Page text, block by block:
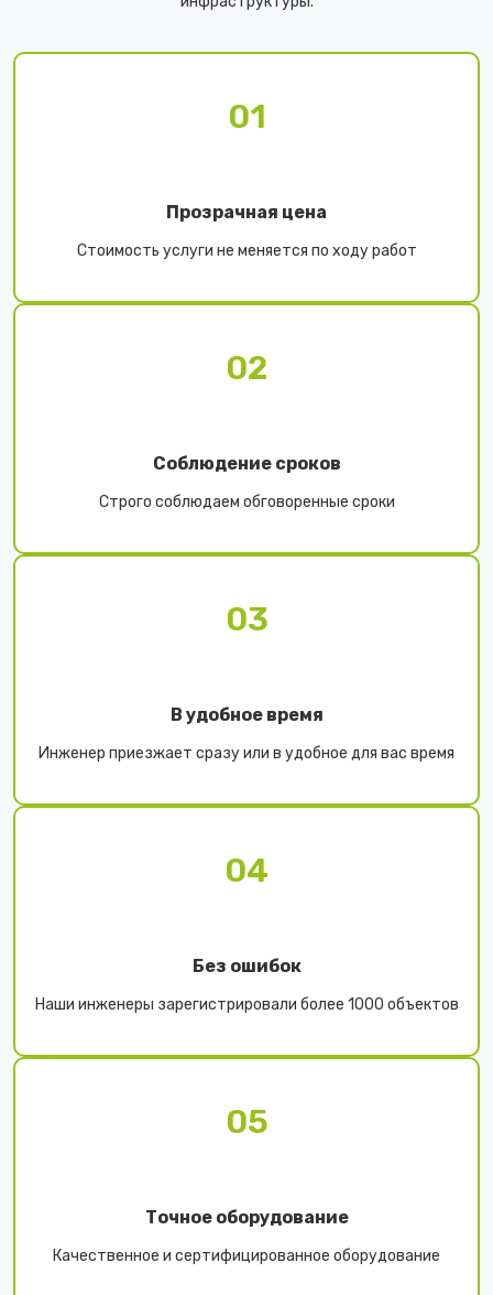
01
Прозрачная цена
Стоимость услуги не меняется по ходу работ
02
Соблюдение сроков
Строго соблюдаем обговоренные сроки
03
В удобное время
Инженер приезжает сразу или в удобное для вас время
04
Без ошибок
Наши инженеры зарегистрировали более 1000 объектов
05
Точное оборудование
Качественное и сертифицированное оборудование